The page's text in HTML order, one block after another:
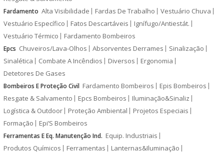
Fardamento Alta Visibilidade Fardas De Trabalho
Vestuário Chuva
Vestuário Específico
Fatos Descartáveis
Ignífugo/Antiestát.
Vestuário Térmico
Fardamento Bombeiros
Epcs Chuveiros/Lava-Olhos Absorventes Derrames
Sinalização
Sinalética
Combate A Incêndios Diversos
Ergonomia
Detetores De Gases
Bombeiros E Proteção Civil Fardamento Bombeiros
Epis Bombeiros
Resgate & Salvamento
Epcs Bombeiros
Iluminação&Sinaliz
Logística & Outdoor
Proteção Ambiental
Projetos Especiais
Formação
Epi’S Bombeiros
Ferramentas E Eq. Manutenção Ind. Equip. Industriais
Produtos Químicos
Ferramentas
Lanternas&Iluminação